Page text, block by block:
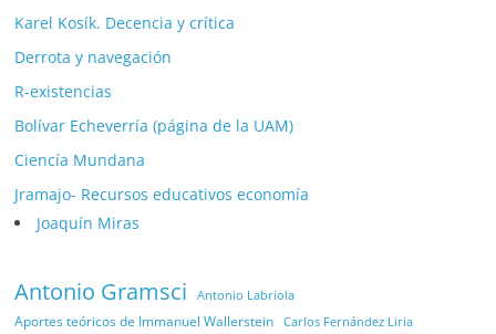
Karel Kosík. Decencia y crítica
Derrota y navegación
R-existencias
Bolívar Echeverría (página de la UAM)
Ciencía Mundana
Jramajo- Recursos educativos economía
Joaquín Miras
Antonio Gramsci Antonio Labriola
Aportes teóricos de Immanuel Wallerstein Carlos Fernández Liria